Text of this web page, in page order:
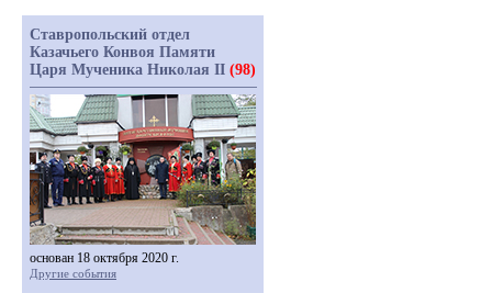
Ставропольский отдел
Казачьего Конвоя Памяти
Царя Мученика Николая II (98)
основан 18 октября 2020 г.
Другие события